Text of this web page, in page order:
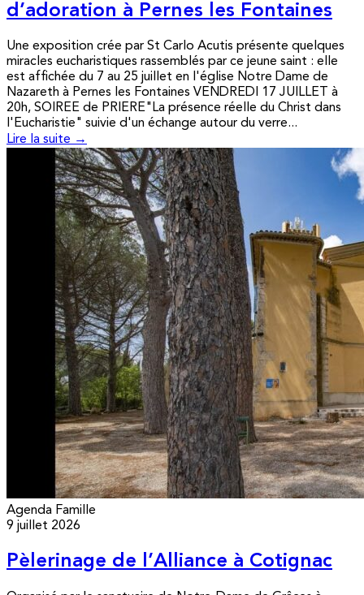
d’adoration à Pernes les Fontaines
Une exposition crée par St Carlo Acutis présente quelques
miracles eucharistiques rassemblés par ce jeune saint : elle
est affichée du 7 au 25 juillet en l'église Notre Dame de
Nazareth à Pernes les Fontaines VENDREDI 17 JUILLET à
20h, SOIREE de PRIERE"La présence réelle du Christ dans
l'Eucharistie" suivie d'un échange autour du verre...
Lire la suite →
Agenda Famille
9 juillet 2026
Pèlerinage de l’Alliance à Cotignac